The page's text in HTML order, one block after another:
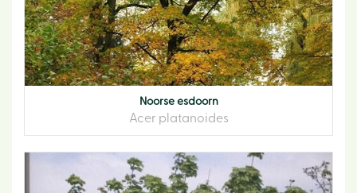
Noorse esdoorn
Acer platanoides